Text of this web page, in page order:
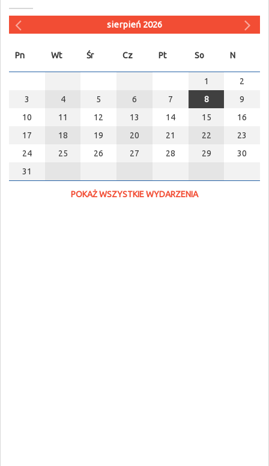
sierpień 2026
Pn Wt Śr Cz Pt So N
1
2
3
4 5 6 7 8
9
10
11 12 13 14 15
16
17
18 19 20 21 22
23
24
25 26 27 28 29
30
31
POKAŻ WSZYSTKIE WYDARZENIA